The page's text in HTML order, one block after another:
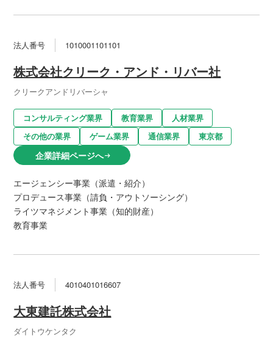
法人番号 1010001101101
株式会社クリーク・アンド・リバー社
クリークアンドリバーシャ
コンサルティング業界 教育業界
人材業界
その他の業界
ゲーム業界 通信業界 東京都
企業詳細ページへarrow_right_alt
エージェンシー事業（派遣・紹介）
プロデュース事業（請負・アウトソーシング）
ライツマネジメント事業（知的財産）
教育事業
法人番号 4010401016607
大東建託株式会社
ダイトウケンタク